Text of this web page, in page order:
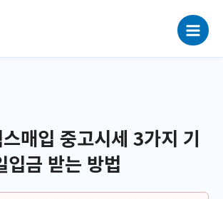
매입 중고시세 3가지 기
입금 받는 방법